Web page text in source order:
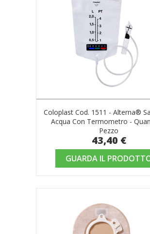
Coloplast Cod. 1511 - Alterna®
Acqua Con Termometro -
Pezzo
43,40 €
GUARDA IL